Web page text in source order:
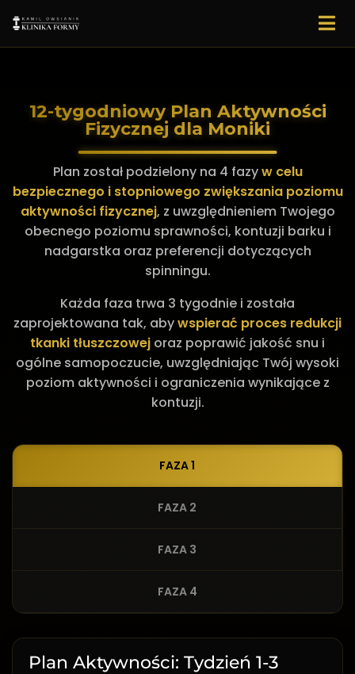
12-tygodniowy Plan Aktywności
Fizycznej dla Moniki
Plan został podzielony na 4 fazyw celu
bezpiecznego i stopniowego zwiększania poziomu
aktywności fizycznej, z uwzględnieniem Twojego
obecnego poziomu sprawności, kontuzji barku i
nadgarstka oraz preferencji dotyczących
spinningu.
Każda faza trwa 3 tygodnie i została
zaprojektowana tak, abywspierać proces redukcji
tkanki tłuszczowej oraz poprawić jakość snu i
ogólne samopoczucie, uwzględniając Twój wysoki
poziom aktywności i ograniczenia wynikające z
kontuzji.
FAZA 1
FAZA 2
FAZA 3
FAZA 4
Plan Aktywności: Tydzień 1-3